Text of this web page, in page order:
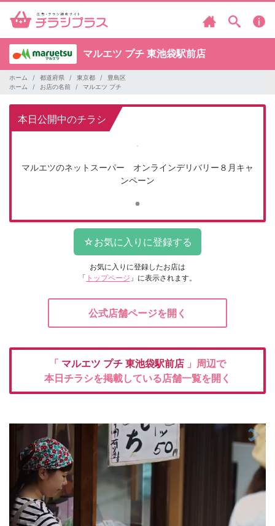
マルエツ プチ 東池袋駅前店
ホーム 都道府県 東京都
豊島区
ホーム
お店の名前 マルエツ プチ
本日公開中のチラシ
マルエツのネットスーパー オンラインデリバリー８月キャ
ンペーン
お気に入りに登録したお店は
「 トップページ 」に表示されます。
公式店舗ページを開く
「 マルエツ プチ 東池袋駅前店 」周辺で
本日チラシを掲載している店舗一覧を開く